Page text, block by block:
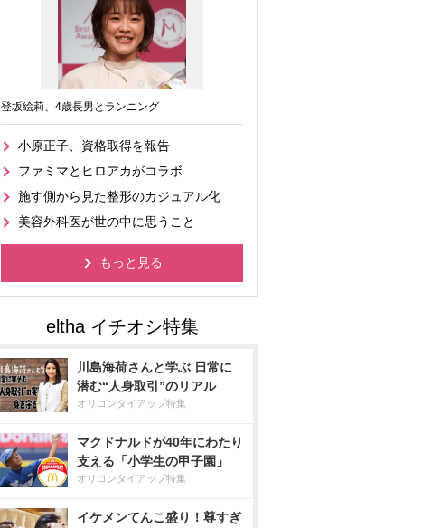
登坂絵莉、4歳長男とランニング
小原正子、資格取得を報告
ファミマとヒロアカがコラボ
施す側から見た整形のカジュアル化
美容外科医が世の中に思うこと
もっと見る
川島海荷さんと学ぶ 日常に
潜む“人身取引”のリアル
オリコンタイアップ特集
マクドナルドが40年にわたり
支える「小学生の甲子園」
オリコンタイアップ特集
イケメンてんこ盛り！尊すぎ